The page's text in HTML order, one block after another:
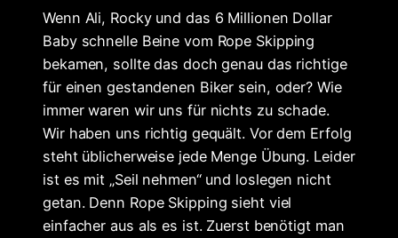
Wenn Ali, Rocky und das 6 Millionen Dollar
Baby schnelle Beine vom Rope Skipping
bekamen, sollte das doch genau das richtige
für einen gestandenen Biker sein, oder? Wie
immer waren wir uns für nichts zu schade.
Wir haben uns richtig gequält. Vor dem Erfolg
steht üblicherweise jede Menge Übung. Leider
ist es mit „Seil nehmen“ und loslegen nicht
getan. Denn Rope Skipping sieht viel
einfacher aus als es ist. Zuerst benötigt man